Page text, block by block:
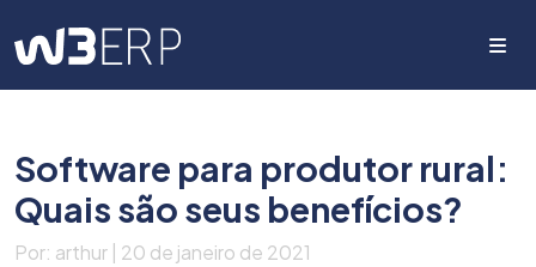
Software para produtor rural:
Quais são seus benefícios?
Por: arthur | 20 de janeiro de 2021